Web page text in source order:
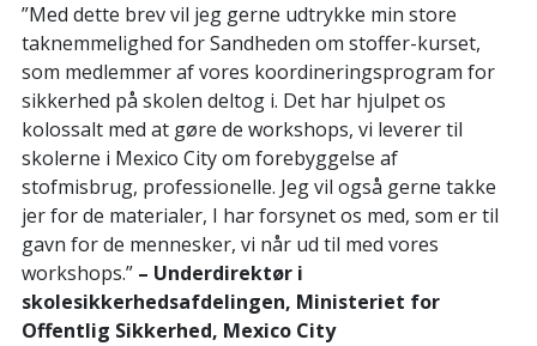
”Med dette brev vil jeg gerne udtrykke min store
taknemmelighed for Sandheden om stoffer-kurset,
som medlemmer af vores koordineringsprogram for
sikkerhed på skolen deltog i. Det har hjulpet os
kolossalt med at gøre de workshops, vi leverer til
skolerne i Mexico City om forebyggelse af
stofmisbrug, professionelle. Jeg vil også gerne takke
jer for de materialer, I har forsynet os med, som er til
gavn for de mennesker, vi når ud til med vores
workshops.” – Underdirektør i
skolesikkerhedsafdelingen, Ministeriet for
Offentlig Sikkerhed, Mexico City